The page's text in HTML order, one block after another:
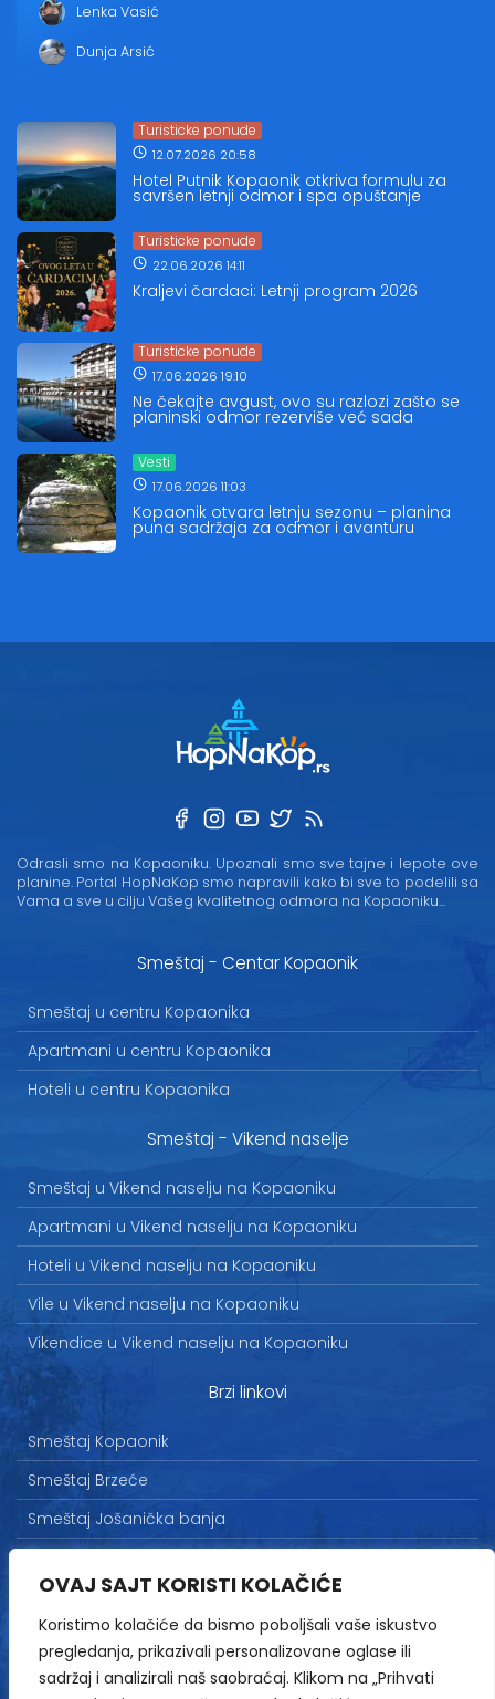
OVAJ SAJT KORISTI KOLAČIĆE
Koristimo kolačiće da bismo poboljšali vaše iskustvo
pregledanja, prikazivali personalizovane oglase ili
sadržaj i analizirali naš saobraćaj. Klikom na „Prihvati
Lenka Vasić
Dunja Arsić
Turisticke ponude
12.07.2026 20:58
Hotel Putnik Kopaonik otkriva formulu za
savršen letnji odmor i spa opuštanje
Turisticke ponude
22.06.2026 14:11
Kraljevi čardaci: Letnji program 2026
Turisticke ponude
17.06.2026 19:10
Ne čekajte avgust, ovo su razlozi zašto se
planinski odmor rezerviše već sada
Vesti
17.06.2026 11:03
Kopaonik otvara letnju sezonu – planina
puna sadržaja za odmor i avanturu
Odrasli smo na Kopaoniku. Upoznali smo sve tajne i lepote ove
planine. Portal HopNaKop smo napravili kako bi sve to podelili sa
Vama a sve u cilju Vašeg kvalitetnog odmora na Kopaoniku...
Smeštaj - Centar Kopaonik
Smeštaj u centru Kopaonika
Apartmani u centru Kopaonika
Hoteli u centru Kopaonika
Smeštaj - Vikend naselje
Smeštaj u Vikend naselju na Kopaoniku
Apartmani u Vikend naselju na Kopaoniku
Hoteli u Vikend naselju na Kopaoniku
Vile u Vikend naselju na Kopaoniku
Vikendice u Vikend naselju na Kopaoniku
Brzi linkovi
Smeštaj Kopaonik
Smeštaj Brzeće
Smeštaj Jošanička banja
Marketing
Politika privatnosti
Kontakt